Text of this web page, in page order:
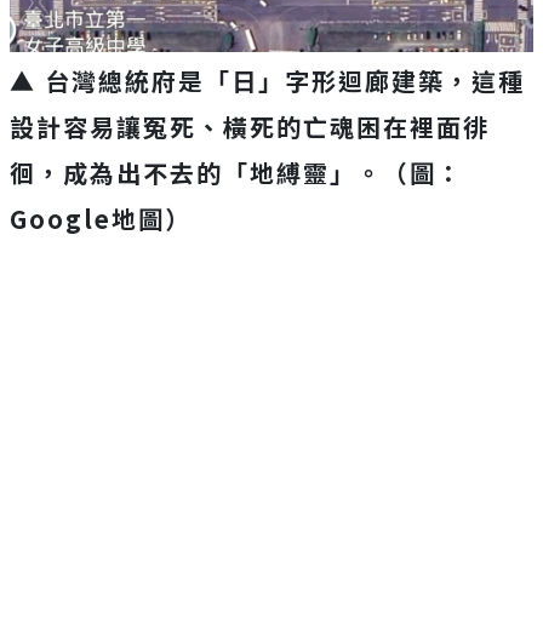
▲ 台灣總統府是「日」字形迴廊建築，這種
設計容易讓冤死、橫死的亡魂困在裡面徘
徊，成為出不去的「地縛靈」。（圖：
Google地圖）